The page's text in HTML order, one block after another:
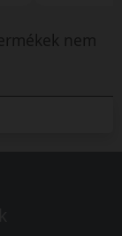
órás
és
Szeretne időt
kényelmesen
nem